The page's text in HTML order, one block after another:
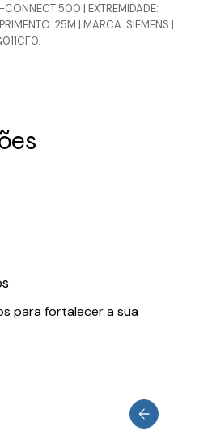
500 | EXTREMIDADE:
25M | MARCA: SIEMENS |
para fortalecer a sua